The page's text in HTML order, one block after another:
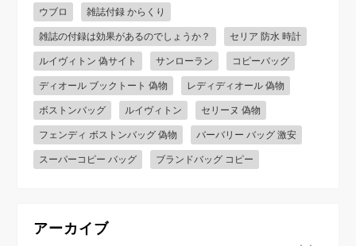
ウブロ 雑誌付録 からくり
雑誌の付録は効果があるのでしょうか？ セリア 防水 時計
ルイヴィトン 偽サイト サンローラン コピーバッグ
ディオール ブックトート 偽物 レディディオール 偽物
ボストンバッグ ルイヴィトン セリーヌ 偽物
フェンディ ボストンバッグ 偽物 バーバリー バッグ 激安
スーパーコピー バッグ ブランドバッグ コピー
アーカイブ